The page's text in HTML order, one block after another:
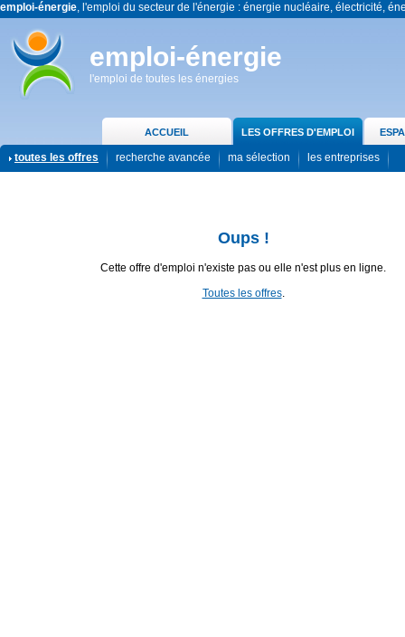
emploi-énergie, l'emploi du secteur de l'énergie : énergie nucléaire, électricité,
emploi-énergie
l'emploi de toutes les énergies
ACCUEIL LES OFFRES D'EMPLOI
toutes les offres recherche avancée ma sélection les entreprises
Oups !
Cette offre d'emploi n'existe pas ou elle n'est plus en ligne.
Toutes les offres.